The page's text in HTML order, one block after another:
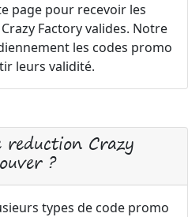
page pour recevoir les
Factory valides. Notre
les codes promo
leurs validité.
reduction Crazy
?
types de code promo